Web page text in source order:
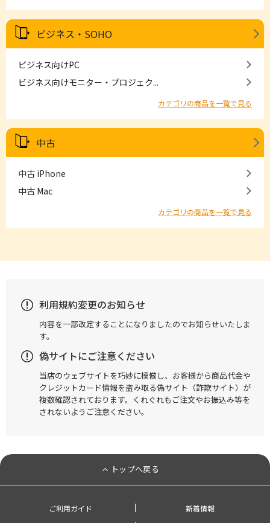
ビジネス・SOHO
ビジネス向けPC
ビジネス向けモニター・プロジェク...
カテゴリの商品を一覧で見る
中古
中古 iPhone
中古 Mac
カテゴリの商品を一覧で見る
利用規約変更のお知らせ
内容を一部改定することになりましたのでお知らせいたしま
す。
偽サイトにご注意ください
当店のウェブサイトを巧妙に模倣し、お客様から商品代金や
クレジットカード情報を盗み取る偽サイト（詐欺サイト）が
複数確認されております。くれぐれもご注文やお振込み等を
されないようご注意ください。
トップへ戻る
ご利用ガイド
新着情報